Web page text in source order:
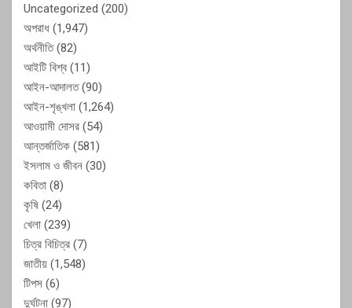
Uncategorized (200)
অপরাধ (1,947)
অর্থনীতি(82)
আইটি বিশ্ব (11)
আইন-আদালত(90)
আইন-শৃঙ্খলা (1,264)
আওয়ামী দোসর (54)
আন্তর্জাতিক (581)
ইসলাম ও জীবন (30)
কবিতা (8)
কৃষি (24)
খেলা (239)
চিত্র বিচিত্র (7)
জাতীয় (1,548)
টিপস (6)
দুর্ঘটনা (97)